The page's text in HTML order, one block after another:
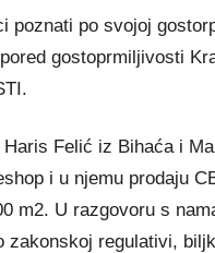
n
t
poznati po svojoj
gostoprmiljivosti
Haris Felić iz Bihaća i
i u njemu prodaju
m2. U razgovoru s
zakonskoj regulativi,